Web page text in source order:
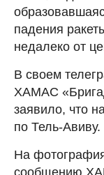
падения
недалеко от
В своем
ХАМАС
заявило, что
по Тель-Авиву.
На
сообщению